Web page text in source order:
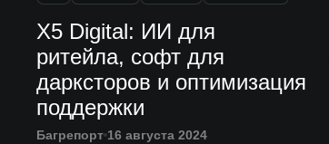
X5 Digital: ИИ для
ритейла, софт для
дарксторов и оптимизация
поддержки
Багрепорт 16 августа 2024